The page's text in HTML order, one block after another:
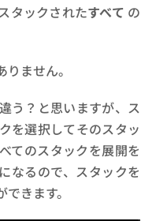
タックされたすべて の
ません。
う？と思いますが、ス
を選択してそのスタッ
てのスタックを展開を
なるので、スタックを
きます。